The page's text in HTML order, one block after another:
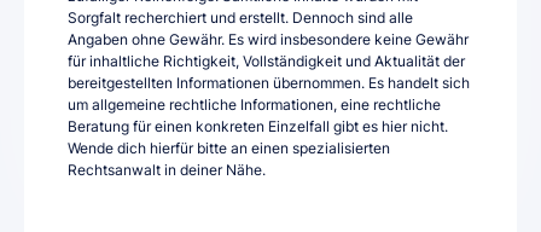
Sorgfalt recherchiert und erstellt. Dennoch sind alle
Angaben ohne Gewähr. Es wird insbesondere keine Gewähr
für inhaltliche Richtigkeit, Vollständigkeit und Aktualität der
bereitgestellten Informationen übernommen. Es handelt sich
um allgemeine rechtliche Informationen, eine rechtliche
Beratung für einen konkreten Einzelfall gibt es hier nicht.
Wende dich hierfür bitte an einen spezialisierten
Rechtsanwalt in deiner Nähe.